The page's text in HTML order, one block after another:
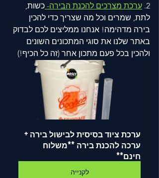
2. ערכת מצרכים להכנת הבירה- כשות,
לתת, שמרים וכל מה שצריך כדי להכין
בירה מדהימה! אנחנו ממליצים לכם לבדוק
באתר שלנו את סוגי המתכונים השונים
ולהכין בכל פעם מתכון אחר (זה כל הכיף!)
ערכת ציוד בסיסית לבישול בירה +
ערכה להכנת בירה **משלוח
חינם**
לקנייה